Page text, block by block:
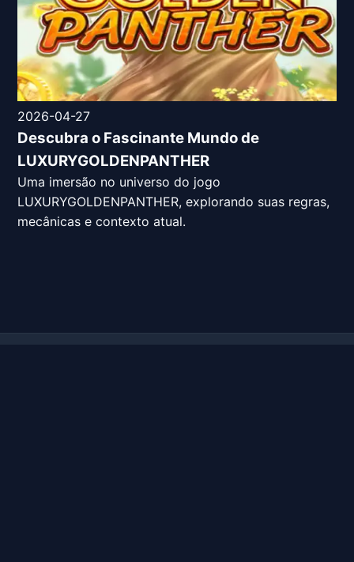
2026-04-27
Descubra o Fascinante Mundo de
LUXURYGOLDENPANTHER
Uma imersão no universo do jogo
LUXURYGOLDENPANTHER, explorando suas regras,
mecânicas e contexto atual.